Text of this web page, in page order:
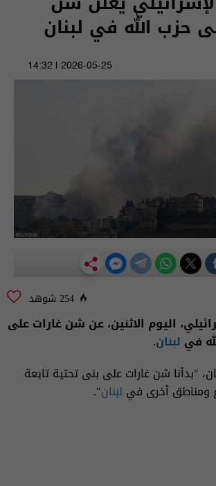
حزب الله في لبنان
2026-05-25 | 14:32
254 شوهد
اليوم الاثنين، عن شن غارات على
في لبنان.
"بدأنا شن غارات على بنى تحتية تابعة
ومناطق أخرى في لبنان".